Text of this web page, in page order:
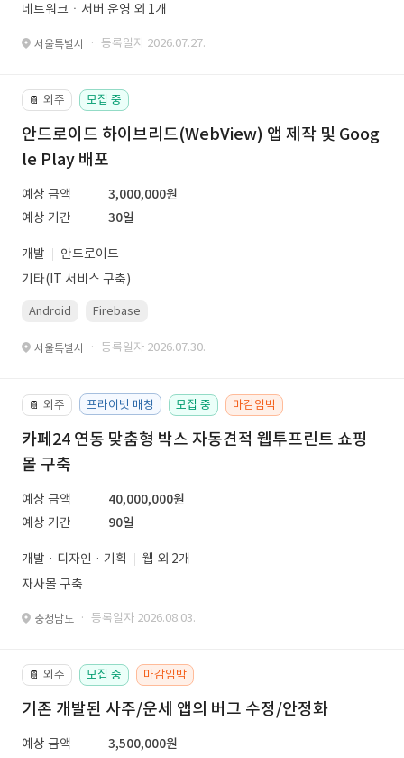
네트워크ㆍ서버 운영 외 1개
서울특별시 · 등록일자 2026.07.27.
📔 외주 모집 중
안드로이드 하이브리드(WebView) 앱 제작 및 Goog
le Play 배포
예상 금액
3,000,000원
예상 기간
30일
개발
안드로이드
기타(IT 서비스 구축)
Android Firebase
서울특별시 · 등록일자 2026.07.30.
📔 외주 프라이빗 매칭 모집 중 마감임박
카페24 연동 맞춤형 박스 자동견적 웹투프린트 쇼핑
몰 구축
예상 금액
40,000,000원
예상 기간
90일
개발 · 디자인 · 기획
웹 외 2개
자사몰 구축
충청남도 · 등록일자 2026.08.03.
📔 외주 모집 중 마감임박
기존 개발된 사주/운세 앱의 버그 수정/안정화
예상 금액
3,500,000원